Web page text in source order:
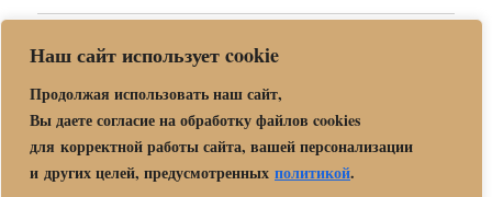
Наш сайт использует cookie
Продолжая использовать наш сайт,
Вы даете согласие на обработку файлов cookies
для корректной работы сайта, вашей персонализации
и других целей, предусмотренных политикой.
Адреса МФЦ МО
документы» в г. о. Орехово-Зуево